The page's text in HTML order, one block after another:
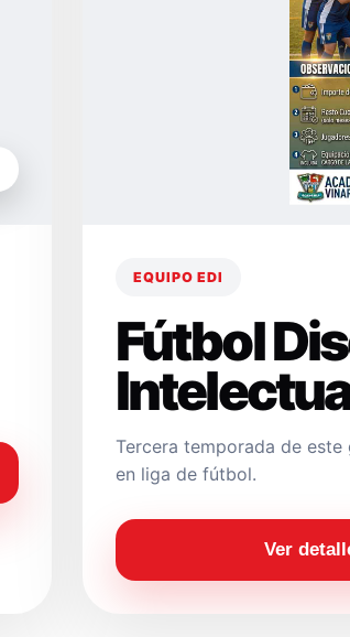
EQUIPO EDI
Fútbol
Tercera temporada de
en liga de fútbol.
Ver